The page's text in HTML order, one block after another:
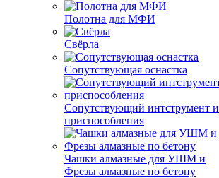
Полотна для МФИ
Свёрла
Сопутствующая оснастка
Сопутствующий интструмент и
приспособления
Чашки алмазные для УШМ и
Фрезы алмазные по бетону